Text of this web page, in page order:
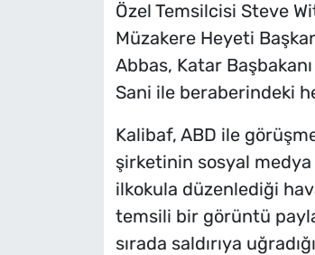
Özel Temsilcisi Steve
Müzakere Heyeti
Abbas, Katar
Sani ile beraberindeki
Kalibaf, ABD ile
şirketinin sosyal
ilkokula düzenlediği
temsili bir görüntü
sırada saldırıya